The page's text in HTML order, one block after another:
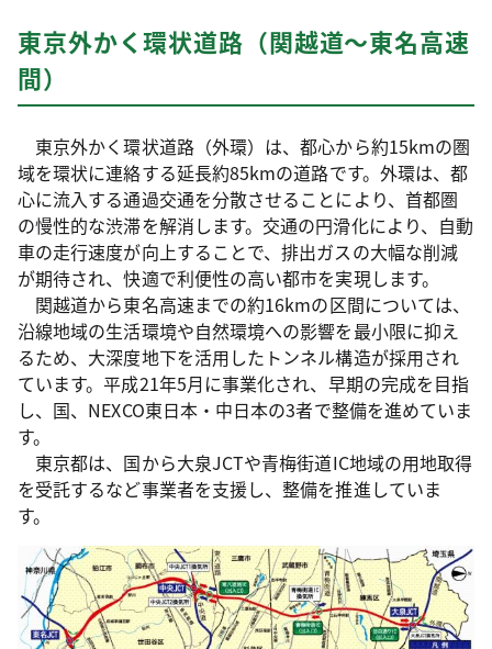
東京外かく環状道路（関越道～東名高速
間）
東京外かく環状道路（外環）は、都心から約15kmの圏
域を環状に連絡する延長約85kmの道路です。外環は、都
心に流入する通過交通を分散させることにより、首都圏
の慢性的な渋滞を解消します。交通の円滑化により、自動
車の走行速度が向上することで、排出ガスの大幅な削減
が期待され、快適で利便性の高い都市を実現します。
関越道から東名高速までの約16kmの区間については、
沿線地域の生活環境や自然環境への影響を最小限に抑え
るため、大深度地下を活用したトンネル構造が採用され
ています。平成21年5月に事業化され、早期の完成を目指
し、国、NEXCO東日本・中日本の3者で整備を進めていま
す。
東京都は、国から大泉JCTや青梅街道IC地域の用地取得
を受託するなど事業者を支援し、整備を推進していま
す。